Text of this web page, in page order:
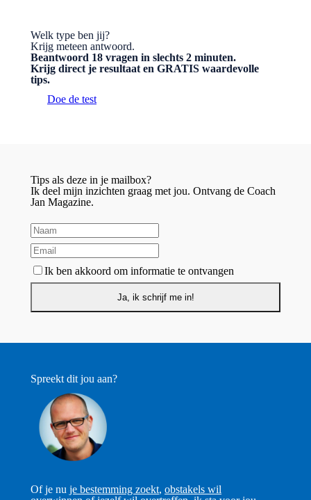
Welk type ben jij?
Krijg meteen antwoord.
Beantwoord 18 vragen in slechts 2 minuten.
Krijg direct je resultaat en GRATIS waardevolle
tips.
Doe de test
Tips als deze in je mailbox?
Ik deel mijn inzichten graag met jou. Ontvang de Coach
Jan Magazine.
Ik ben akkoord om informatie te ontvangen
Spreekt dit jou aan?
Of je nu je bestemming zoekt, obstakels wil